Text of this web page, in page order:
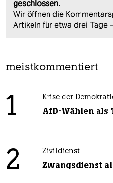
geschlossen.
Wir öffnen die
Artikeln für etwa drei Tage –
meistkommentiert
1 Krise der
AfD-Wählen als
2 Zivildienst
Zwangsdienst